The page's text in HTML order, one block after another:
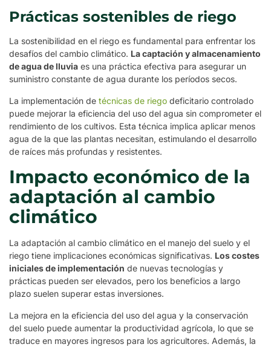
Prácticas sostenibles de riego
La sostenibilidad en el riego es fundamental para enfrentar los
desafíos del cambio climático. La captación y almacenamiento
de agua de lluvia es una práctica efectiva para asegurar un
suministro constante de agua durante los períodos secos.
La implementación de técnicas de riego deficitario controlado
puede mejorar la eficiencia del uso del agua sin comprometer el
rendimiento de los cultivos. Esta técnica implica aplicar menos
agua de la que las plantas necesitan, estimulando el desarrollo
de raíces más profundas y resistentes.
Impacto económico de la
adaptación al cambio
climático
La adaptación al cambio climático en el manejo del suelo y el
riego tiene implicaciones económicas significativas. Los costes
iniciales de implementación de nuevas tecnologías y
prácticas pueden ser elevados, pero los beneficios a largo
plazo suelen superar estas inversiones.
La mejora en la eficiencia del uso del agua y la conservación
del suelo puede aumentar la productividad agrícola, lo que se
traduce en mayores ingresos para los agricultores. Además, la